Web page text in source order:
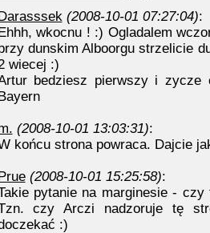
(2008-10-01 07:27:04):
wkocnu ! :) Ogladalem
dunskim Alboorgu strzelicie
wiecej :)
bedziesz pierwszy i
(2008-10-01 13:03:31):
końcu strona powraca. Dajcie
(2008-10-01 15:25:58):
pytanie na marginesie -
czy Arczi nadzoruje tę
:)